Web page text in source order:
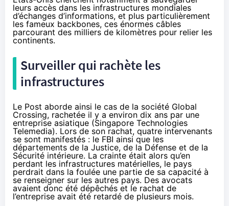
leurs accès dans les infrastructures mondiales
d’échanges d’informations, et plus particulièrement
les fameux backbones, ces énormes câbles
parcourant des milliers de kilomètres pour relier les
continents.
Surveiller qui rachète les
infrastructures
Le Post aborde ainsi le cas de la société Global
Crossing, rachetée il y a environ dix ans par une
entreprise asiatique (Singapore Technologies
Telemedia). Lors de son rachat, quatre intervenants
se sont manifestés : le FBI ainsi que les
départements de la Justice, de la Défense et de la
Sécurité intérieure. La crainte était alors qu’en
perdant les infrastructures matérielles, le pays
perdrait dans la foulée une partie de sa capacité à
se renseigner sur les autres pays. Des avocats
avaient donc été dépêchés et le rachat de
l’entreprise avait été retardé de plusieurs mois.